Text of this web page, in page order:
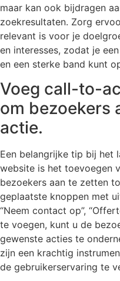
maar kan ook bijdragen
zoekresultaten. Zorg
relevant is voor je
en interesses, zodat je
en een sterke band kunt
Voeg call-to-
om bezoekers
actie.
Een belangrijke tip bij het
website is het toevoegen
bezoekers aan te zetten
geplaatste knoppen met
“Neem contact op”,
te voegen, kunt u de
gewenste acties te
zijn een krachtig
de gebruikerservaring te